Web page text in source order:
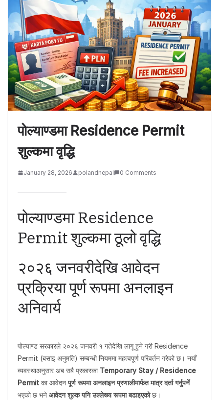
पोल्याण्डमा Residence Permit
शुल्कमा वृद्धि
January 28, 2026 polandnepal 0 Comments
पोल्याण्डमा Residence
Permit शुल्कमा ठूलो वृद्धि
२०२६ जनवरीदेखि आवेदन
प्रक्रिया पूर्ण रूपमा अनलाइन
अनिवार्य
पोल्याण्ड सरकारले २०२६ जनवरी १ गतेदेखि लागू हुने गरी Residence
Permit (बसाइ अनुमति) सम्बन्धी नियममा महत्वपूर्ण परिवर्तन गरेको छ। नयाँ
व्यवस्थाअनुसार अब सबै प्रकारका Temporary Stay / Residence
Permit का आवेदनपूर्ण रूपमा अनलाइन प्रणालीमार्फत मात्र दर्ता गर्नुपर्ने
भएको छ भने आवेदन शुल्क पनि उल्लेख्य रूपमा बढाइएकोछ।